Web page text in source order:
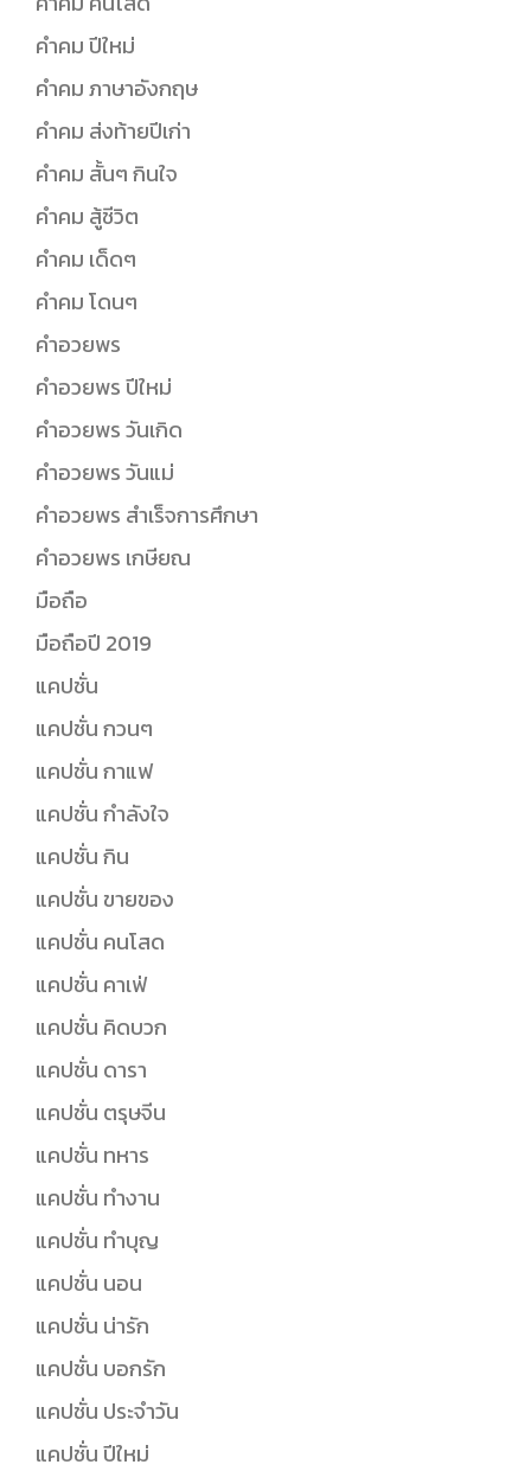
คำคม ปีใหม่
คำคม ภาษาอังกฤษ
คำคม ส่งท้ายปีเก่า
คำคม สั้นๆ กินใจ
คำคม สู้ชีวิต
คำคม เด็ดๆ
คำคม โดนๆ
คำอวยพร
คำอวยพร ปีใหม่
คำอวยพร วันเกิด
คำอวยพร วันแม่
คำอวยพร สำเร็จการศึกษา
คำอวยพร เกษียณ
มือถือ
มือถือปี 2019
แคปชั่น
แคปชั่น กวนๆ
แคปชั่น กาแฟ
แคปชั่น กำลังใจ
แคปชั่น กิน
แคปชั่น ขายของ
แคปชั่น คนโสด
แคปชั่น คาเฟ่
แคปชั่น คิดบวก
แคปชั่น ดารา
แคปชั่น ตรุษจีน
แคปชั่น ทหาร
แคปชั่น ทำงาน
แคปชั่น ทำบุญ
แคปชั่น นอน
แคปชั่น น่ารัก
แคปชั่น บอกรัก
แคปชั่น ประจำวัน
แคปชั่น ปีใหม่